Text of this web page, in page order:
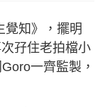
覺知》，擺明
孖住老拍檔小
一齊監製，